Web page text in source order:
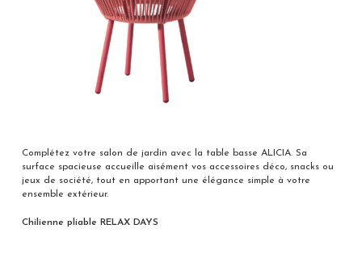
Complétez votre salon de jardin avec la table basse ALICIA. Sa
surface spacieuse accueille aisément vos accessoires déco, snacks ou
jeux de société, tout en apportant une élégance simple à votre
ensemble extérieur.
Chilienne pliable RELAX DAYS